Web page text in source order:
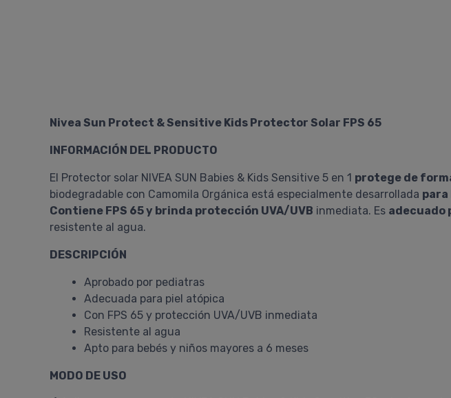
Nivea Sun Protect & Sensitive Kids Protector Solar FPS 65
INFORMACIÓN DEL PRODUCTO
El Protector solar NIVEA SUN Babies & Kids Sensitive 5 en 1 protege de
biodegradable con Camomila Orgánica está especialmente desarrollada para
Contiene FPS 65 y brinda protección UVA/UVB inmediata. Es adecuado
resistente al agua.
DESCRIPCIÓN
Aprobado por pediatras
Adecuada para piel atópica
Con FPS 65 y protección UVA/UVB inmediata
Resistente al agua
Apto para bebés y niños mayores a 6 meses
MODO DE USO